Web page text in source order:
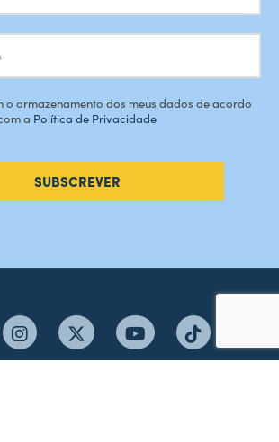
o armazenamento dos meus dados de acordo
a Política de Privacidade
SUBSCREVER